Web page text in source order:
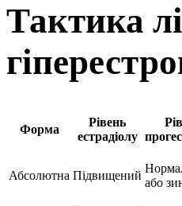
Тактика
Форма
Рівень
естрадіолу
Абсолютна Підвищений
або